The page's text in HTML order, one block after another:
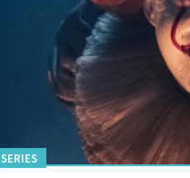
SERIES